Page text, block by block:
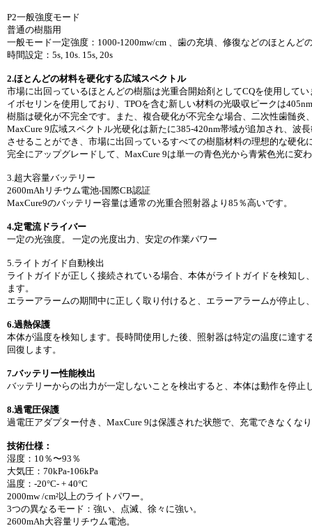
P2一般強度モード
普通の樹脂用
一般モード一定強度：1000-1200mw/cm 、歯の充填、修復などのほとんど
時間設定：5s, 10s. 15s, 20s
2.ほとんどの材料を硬化する広域スペクトル
市場に出回っているほとんどの樹脂は光重合開始剤としてCQを使用して
イボセリンを使用しており、TPOを含む新しい材料の光吸収ピークは
樹脂は硬化が不完全です。また、複合硬化が不完全な場合、二次性歯髄
MaxCure 9広域スペクトル光硬化は新たに385-420nm帯域が追加され、波
させることができ、市場に出回っているすべての樹脂材料の理想的な硬化
完全にアップグレードして、MaxCure 9は単一の青色光から青紫色光に変
3.超大容量バッテリー
2600mAhリチウム電池-国際CB認証
MaxCure9のバッテリー容量は通常の光重合照射器より85％高いです。
4.定電流ドライバー
一定の光強度。 一定の光度出力、安定の作業パワー
5.ライトガイド自動検出
ライトガイドが正しく接続されている場合、本体がライトガイドを検知
ます。
エラーアラームの期間中に正しく取り付けると、エラーアラームが停止
6.過熱保護
本体が温度を検知します。長時間使用した後、照射器は特定の温度に達
回復します。
7.バッテリー性能検出
バッテリーからの出力が一定しないことを検出すると、本体は動作を停止
8.過電圧保護
過電圧アダプター付き、MaxCure 9は保護された状態で、充電できなくな
技術仕様：
湿度：10％〜93％
大気圧：70kPa-106kPa
温度：-20°C- + 40°C
2000mw /cm²以上のライトパワー。
3つの異なるモード：強い、点滅、徐々に強い。
2600mAh大容量リチウム電池。